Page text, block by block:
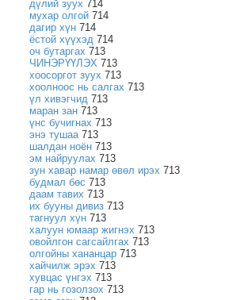
дүлий зуух 714
мухар олгой 714
дагир хүн 714
ёстой хүүхэд 714
оч бутаргах 713
ЧИНЭРҮҮЛЭХ 713
хоосоргот зуух 713
хоолноос нь салгах 713
үл хивэгчид 713
маран зан 713
үнс бучигнах 713
энэ тушаа713
шалдан ноён 713
эм найруулах 713
зун хавар намар өвөл ирэх 713
будмал бөс 713
даам тавих 713
их бууны дивиз 713
тагнуул хүн 713
халуун юмаар жигнэх 713
овойлгон сагсайлгах 713
олгойны хананцар 713
хайчилж эрэх 713
хувцас үнгэх 713
гар нь гозолзох 713